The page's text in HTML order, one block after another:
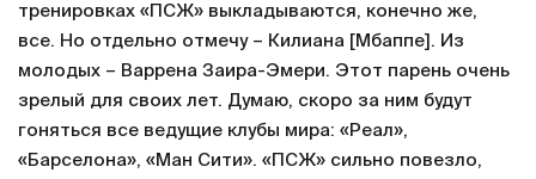
тренировках «ПСЖ» выкладываются, конечно же,
все. Но отдельно отмечу – Килиана [Мбаппе]. Из
молодых – Варрена Заира-Эмери. Этот парень очень
зрелый для своих лет. Думаю, скоро за ним будут
гоняться все ведущие клубы мира: «Реал»,
«Барселона», «Ман Сити». «ПСЖ» сильно повезло,